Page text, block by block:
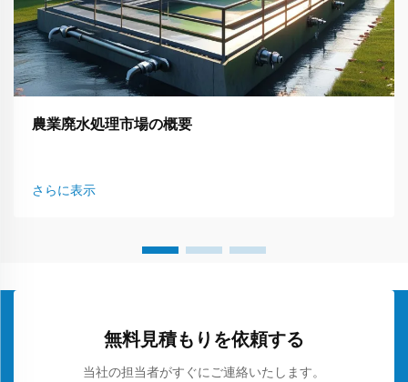
農業廃水処理市場の概要
さらに表示
無料見積もりを依頼する
当社の担当者がすぐにご連絡いたします。